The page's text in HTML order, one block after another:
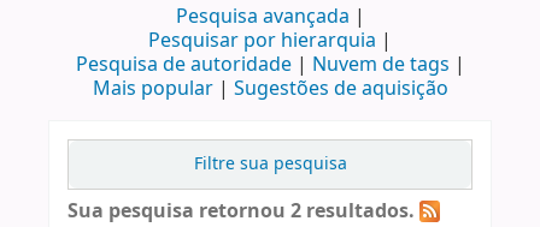
Pesquisa avançada
Pesquisar por hierarquia
Pesquisa de autoridade
Nuvem de tags
Mais popular
Sugestões de aquisição
Filtre sua pesquisa
Sua pesquisa retornou 2 resultados.